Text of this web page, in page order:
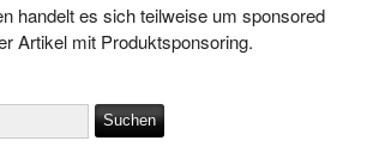
handelt es sich teilweise um sponsored
Artikel mit Produktsponsoring.